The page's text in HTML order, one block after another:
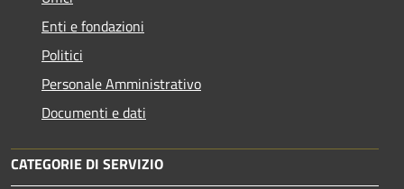
Enti e fondazioni
Politici
Personale Amministrativo
Documenti e dati
CATEGORIE DI SERVIZIO